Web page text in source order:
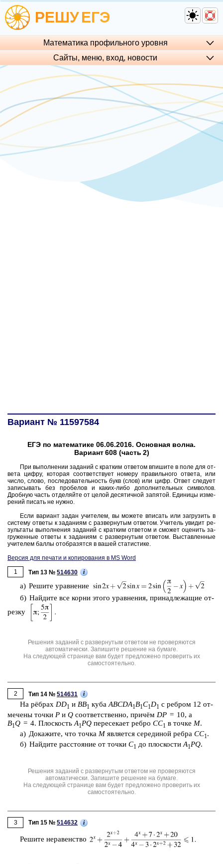
РЕШУЕГЭ
Математика профильного уровня
Сайты, меню, вход, но­во­сти
Вариант № 11597584
ЕГЭ по математике 06.06.2016. Основная волна.
Вариант 608 (часть 2)
При вы­пол­не­нии за­да­ний с крат­ким от­ве­том впи­ши­те в поле для от­
ве­та цифру, ко­то­рая со­от­вет­ству­ет но­ме­ру пра­виль­но­го от­ве­та, или
число, слово, по­сле­до­ва­тель­ность букв (слов) или цифр. Ответ сле­ду­ет
за­пи­сы­вать без про­бе­лов и каких-либо до­пол­ни­тель­ных сим­во­лов.
Дроб­ную часть от­де­ляй­те от целой де­ся­тич­ной за­пя­той. Еди­ни­цы из­ме­
ре­ний пи­сать не нужно.
Если ва­ри­ант задан учи­те­лем, вы мо­же­те впи­сать или за­гру­зить в
си­сте­му от­ве­ты к за­да­ни­ям с раз­вер­ну­тым от­ве­том. Учи­тель уви­дит ре­
зуль­та­ты вы­пол­не­ния за­да­ний с крат­ким от­ве­том и смо­жет оце­нить за­
гру­жен­ные от­ве­ты к за­да­ни­ям с раз­вер­ну­тым от­ве­том. Вы­став­лен­ные
учи­те­лем баллы отоб­ра­зят­ся в вашей ста­ти­сти­ке.
Версия для печати и копирования в MS Word
1
Тип 13 № 514630 i
а) Ре­ши­те урав­не­ние
б) Най­ди­те все корни этого урав­не­ния, при­над­ле­жа­щие от­
рез­ку
Решения заданий с развернутым ответом не проверяются
автоматически. Запишите решение на бумаге.
На следующей странице вам будет предложено проверить их
самостоятельно.
2 Тип 14 № 514631 i
На рёбрах DD1 и BB1 кубаABCDA1B1C1D1 с реб­ром 12 от­
ме­че­ны точки Р и Q со­от­вет­ствен­но, причём DP = 10, а
B1Q = 4. Плос­кость A1PQ пе­ре­се­ка­ет ребро CC1 в точке М.
а) До­ка­жи­те, что точка М яв­ля­ет­ся се­ре­ди­ной ребра CC1.
б) Най­ди­те рас­сто­я­ние от точки С1 до плос­ко­сти A1PQ.
Решения заданий с развернутым ответом не проверяются
автоматически. Запишите решение на бумаге.
На следующей странице вам будет предложено проверить их
самостоятельно.
3 Тип 15 № 514632 i
Ре­ши­те не­ра­вен­ство